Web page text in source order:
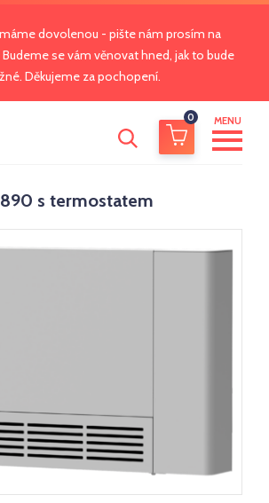
dovolenou - pište nám prosím na
Budeme se vám věnovat hned, jak to bude
Děkujeme za pochopení.
0 MENU
890 s termostatem